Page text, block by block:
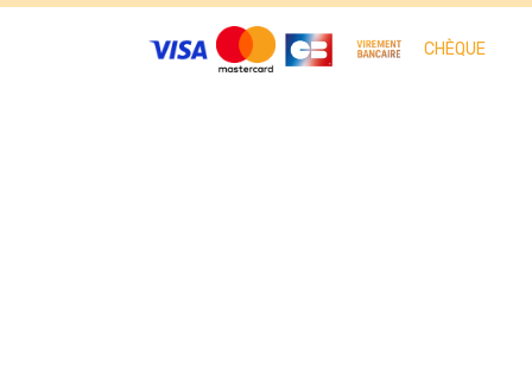
CHÈQUE
Personnalisez vos préférences pour contrôler la manière